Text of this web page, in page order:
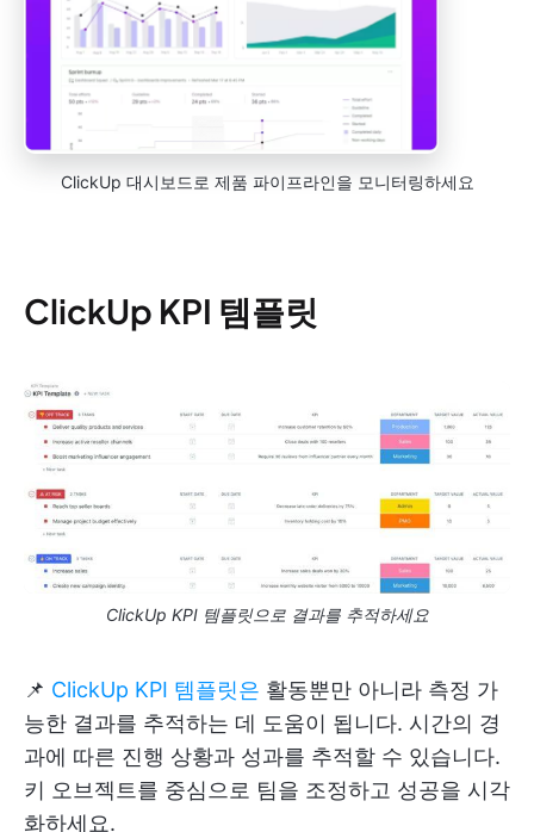
ClickUp 대시보드로 제품 파이프라인을 모니터링하세요
ClickUp KPI 템플릿
ClickUp KPI 템플릿으로 결과를 추적하세요
📌 ClickUp KPI 템플릿은 활동뿐만 아니라 측정 가
능한 결과를 추적하는 데 도움이 됩니다. 시간의 경
과에 따른 진행 상황과 성과를 추적할 수 있습니다.
키 오브젝트를 중심으로 팀을 조정하고 성공을 시각
화하세요.